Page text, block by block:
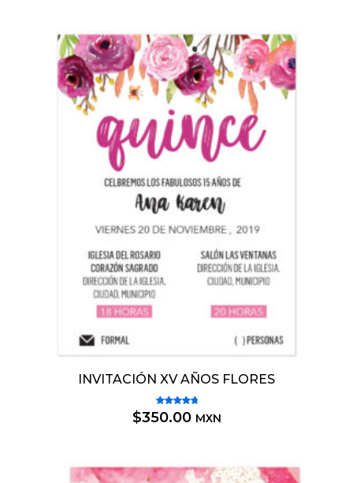
INVITACIÓN XV AÑOS FLORES
Valorado
con
5.00 de 5
$350.00 MXN